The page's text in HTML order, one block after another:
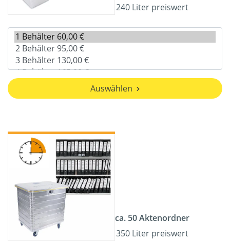
240 Liter preiswert
Auswählen
ca. 50 Aktenordner
350 Liter preiswert